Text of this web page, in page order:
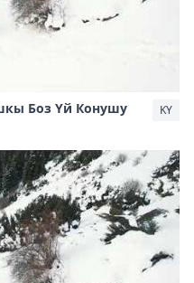
Боз Үй Конушу
KY